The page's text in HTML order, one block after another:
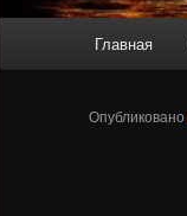
Главная
Опубликовано